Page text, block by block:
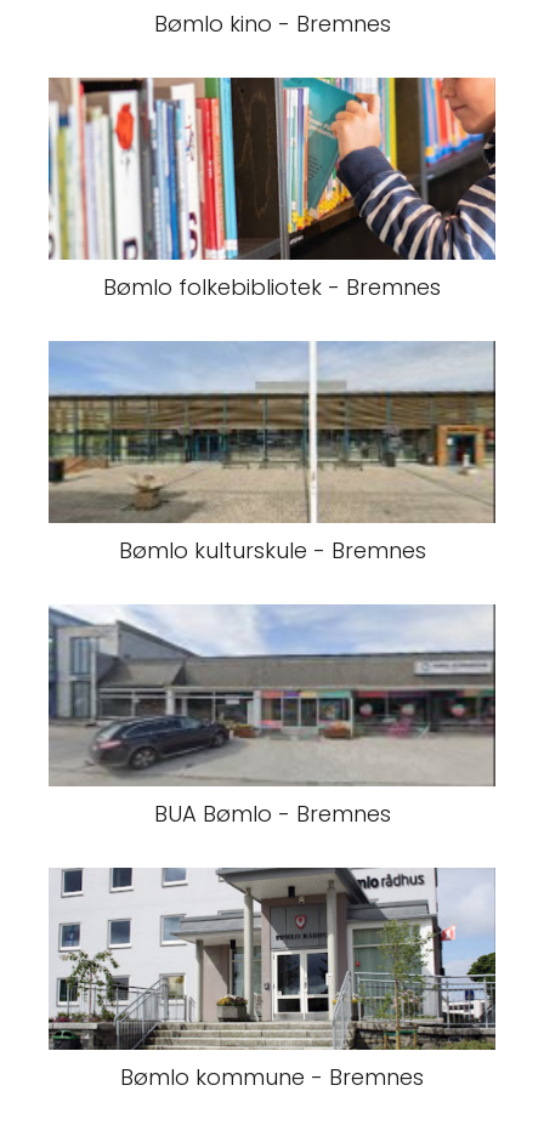
Bømlo kino - Bremnes
Bømlo folkebibliotek - Bremnes
Bømlo kulturskule - Bremnes
BUA Bømlo - Bremnes
Bømlo kommune - Bremnes